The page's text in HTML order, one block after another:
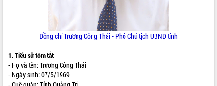
QUY HOẠCH - KẾ HOẠCH
Đồng chíTrương Công Thái- Phó Chủ tịch UBND tỉnh
1. Tiểu sử tóm tắt
- Họ và tên:Trương Công Thái
- Ngày sinh: 07/5/1969